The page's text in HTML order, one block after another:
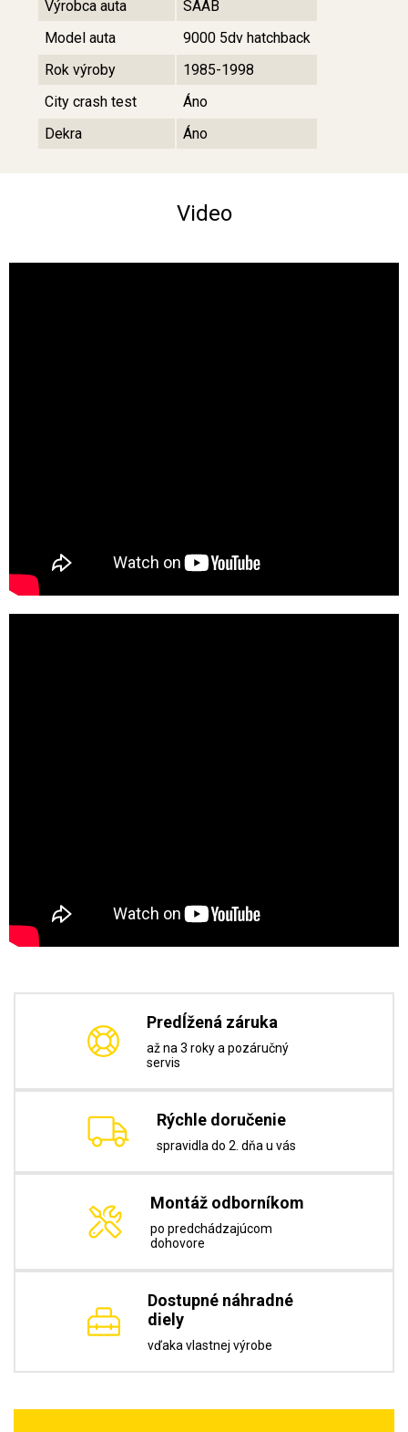
Výrobca auta
SAAB
Model auta
9000 5dv hatchback
Rok výroby
1985-1998
City crash test
Áno
Dekra
Áno
Video
Predĺžená záruka
až na 3 roky a pozáručný
servis
Rýchle doručenie
spravidla do 2. dňa u vás
Montáž odborníkom
po predchádzajúcom
dohovore
Dostupné náhradné
diely
vďaka vlastnej výrobe